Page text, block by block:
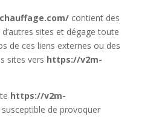
contient des
sites et dégage toute
de ces liens externes ou des
sites vers https://v2m-
https://v2m-
de provoquer